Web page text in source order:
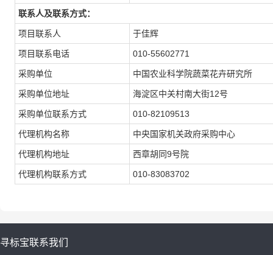
联系人及联系方式：
项目联系人 于佳辉
项目联系电话 010-55602771
采购单位 中国农业科学院蔬菜花卉研究所
采购单位地址 海淀区中关村南大街12号
采购单位联系方式 010-82109513
代理机构名称 中央国家机关政府采购中心
代理机构地址 西章胡同9号院
代理机构联系方式 010-83083702
寻标宝联系我们